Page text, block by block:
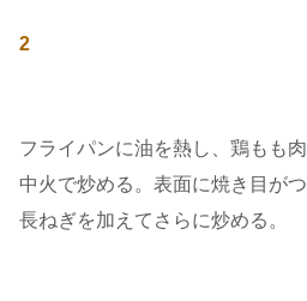
2
フライパンに油を熱し、鶏もも
中火で炒める。表面に焼き目が
長ねぎを加えてさらに炒める。